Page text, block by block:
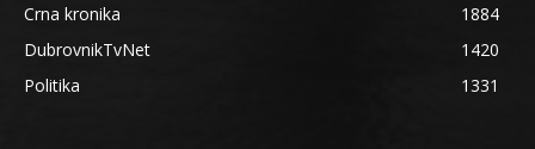
Crna kronika
1884
DubrovnikTvNet
1420
Politika
1331